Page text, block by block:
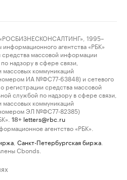
1995–
агентства «РБК»
средства массовой информации
надзору в сфере связи,
коммуникаций
ИА №ФС77-63848) и сетевого
регистрации средства массовой
службой по надзору в сфере связи,
коммуникаций
ЭЛ №ФС77-82385)
18+ letters@rbc.ru
агентство «РБК».
Санкт-Петербургская биржа
Cbonds.